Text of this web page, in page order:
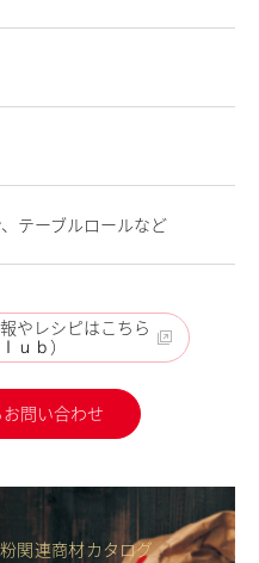
テーブルロールなど
やレシピはこちら
ｕｂ）
問い合わせ
関連商材カタログ